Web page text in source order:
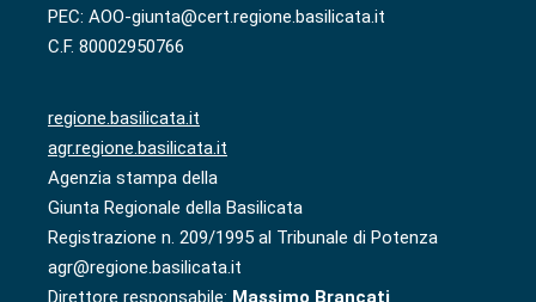
PEC: AOO-giunta@cert.regione.basilicata.it
C.F. 80002950766
regione.basilicata.it
agr.regione.basilicata.it
Agenzia stampa della
Giunta Regionale della Basilicata
Registrazione n. 209/1995 al Tribunale di Potenza
agr@regione.basilicata.it
Direttore responsabile: Massimo Brancati